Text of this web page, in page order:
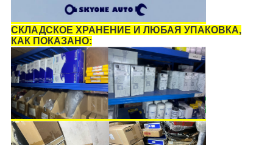
СКЛАДСКОЕ ХРАНЕНИЕ И ЛЮБАЯ УПАКОВКА,
КАК ПОКАЗАНО: